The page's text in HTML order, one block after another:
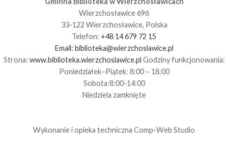
Wierzchosławice 696
33-122 Wierzchosławice, Polska
Telefon: +48 14 679 72 15
Email: biblioteka@wierzchoslawice.pl
Strona: www.biblioteka.wierzchoslawice.pl Godziny funkcjonowania:
Poniedziałek–Piątek: 8:00 – 18:00
Sobota:8:00-14:00
Niedziela zamknięte
Wykonanie i opieka techniczna Comp-Web Studio